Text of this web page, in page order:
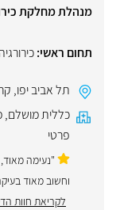
מנהלת מחלקת
תחום ראשי:כירורגיה
תל אביב יפו,
כללית מושלם,
פרטי
"נעימה
וחשוב מאוד
לקריאת חוות